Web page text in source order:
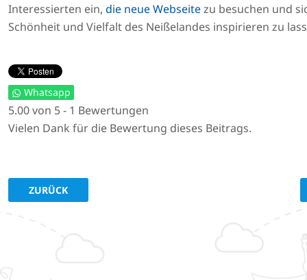
Interessierten ein, die neue Webseitezu besuchen und
Schönheit und Vielfalt des Neißelandes inspirieren zu
Whatsapp
5.00 von 5 - 1 Bewertungen
Vielen Dank für die Bewertung dieses Beitrags.
VORHERIGER BEITRAG: "GRENZRAUM" - EIN BUCH ÜBER
ZURÜCK